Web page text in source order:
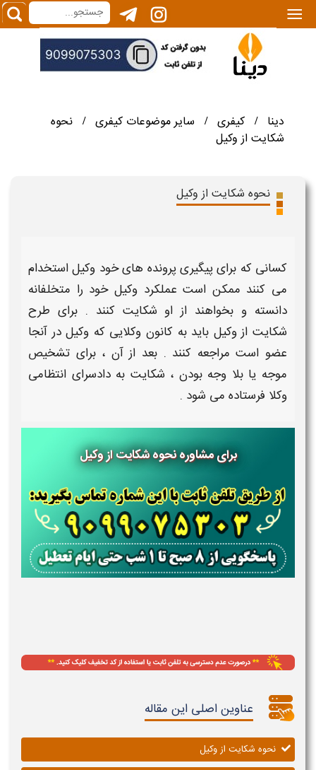
|||
دینا / کیفری / سایر موضوعات کیفری /
نحوه
شکایت از وکیل
نحوه شکایت از وکیل
کسانی که برای پیگیری پرونده های خود وکیلاستخدام
می کنند ممکن است عملکردوکیل خود را متخلفانه
دانسته و بخواهند از او شکایت کنند . برای طرح
شکایت از وکیل باید به کانون وکلایی که وکیلدر آنجا
عضو است مراجعه کنند . بعد از آن ، برای تشخیص
موجه یا بلا وجه بودن ، شکایت به دادسرای انتظامی
وکلا فرستاده می شود .
برای مشاوره نحوه شکایت از وکیل
عناوین اصلی این مقاله
نحوه شکایت از وکیل